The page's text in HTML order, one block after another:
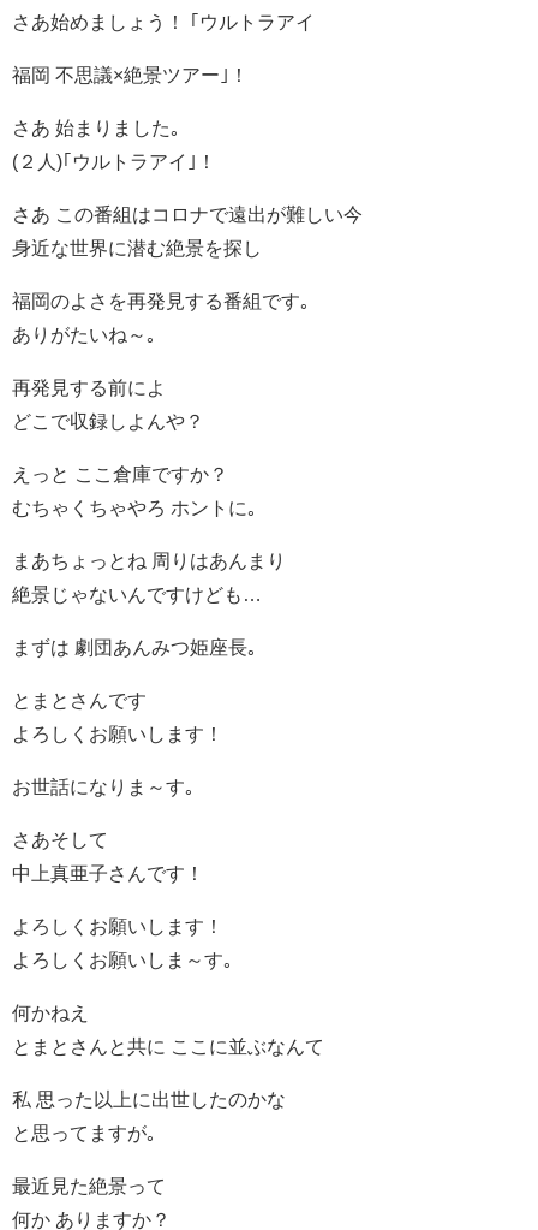
さあ始めましょう！ ｢ウルトラアイ
福岡 不思議×絶景ツアー｣！
さあ 始まりました｡
(２人)｢ウルトラアイ｣！
さあ この番組はコロナで遠出が難しい今
身近な世界に潜む絶景を探し
福岡のよさを再発見する番組です｡
ありがたいね～｡
再発見する前によ
どこで収録しよんや？
えっと ここ倉庫ですか？
むちゃくちゃやろ ホントに｡
まあちょっとね 周りはあんまり
絶景じゃないんですけども…
まずは 劇団あんみつ姫座長｡
とまとさんです
よろしくお願いします！
お世話になりま～す｡
さあそして
中上真亜子さんです！
よろしくお願いします！
よろしくお願いしま～す｡
何かねえ
とまとさんと共に ここに並ぶなんて
私 思った以上に出世したのかな
と思ってますが｡
最近見た絶景って
何か ありますか？